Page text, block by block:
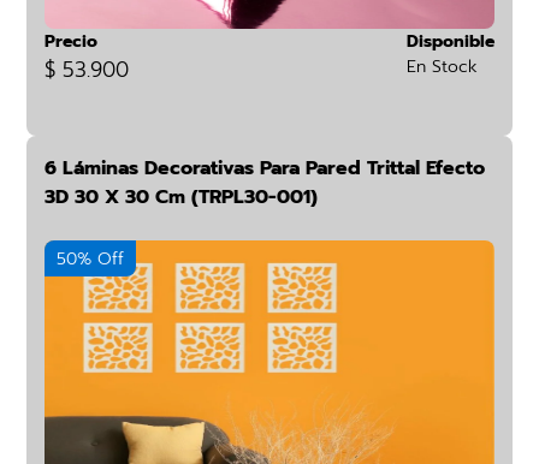
Precio
$ 53.900
Disponible
En Stock
6 Láminas Decorativas Para Pared Trittal Efecto
3D 30 X 30 Cm (TRPL30-001)
50% Off